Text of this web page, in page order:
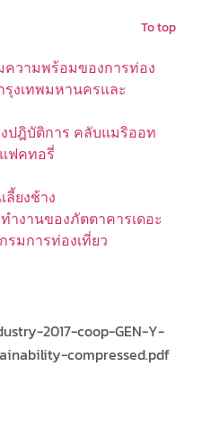
To top
ความพร้อมของการท่อง
รุงเทพมหานครและ
ปฎิบัติการ คลับแมริออท
ฟคทอรี่
ยงช้าง
งานของภัตตาคารเดอะ
มการท่องเที่ยว
2017-coop-GEN-Y-
compressed.pdf